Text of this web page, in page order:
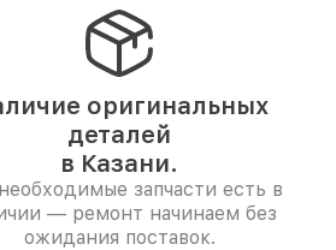
оригинальных
деталей
в Казани.
запчасти есть в
— ремонт начинаем без
ожидания поставок.